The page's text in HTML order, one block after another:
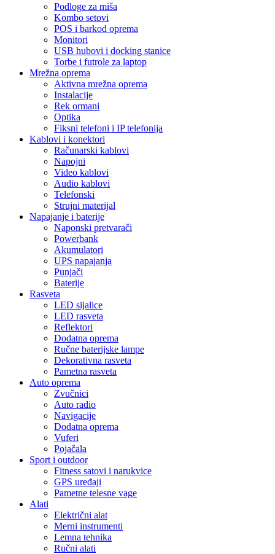
Podloge za miša
Kombo setovi
POS i barkod oprema
Monitori
USB hubovi i docking stanice
Torbe i futrole za laptop
Mrežna oprema
Aktivna mrežna oprema
Instalacije
Rek ormani
Optika
Fiksni telefoni i IP telefonija
Kablovi i konektori
Računarski kablovi
Napojni
Video kablovi
Audio kablovi
Telefonski
Strujni materijal
Napajanje i baterije
Naponski pretvarači
Powerbank
Akumulatori
UPS napajanja
Punjači
Baterije
Rasveta
LED sijalice
LED rasveta
Reflektori
Dodatna oprema
Ručne baterijske lampe
Dekorativna rasveta
Pametna rasveta
Auto oprema
Zvučnici
Auto radio
Navigacije
Dodatna oprema
Vuferi
Pojačala
Sport i outdoor
Fitness satovi i narukvice
GPS uređaji
Pametne telesne vage
Alati
Električni alat
Merni instrumenti
Lemna tehnika
Ručni alati